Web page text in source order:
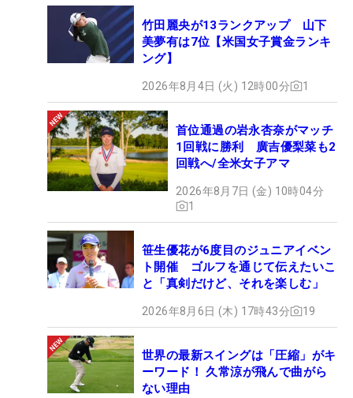
竹田麗央が13ランクアップ 山下
美夢有は7位【米国女子賞金ランキ
ング】
2026年8月4日 (火) 12時00分 1
首位通過の岩永杏奈がマッチ
1回戦に勝利 廣吉優梨菜も2
回戦へ/全米女子アマ
2026年8月7日 (金) 10時04分
1
笹生優花が6度目のジュニアイベン
ト開催 ゴルフを通じて伝えたいこ
と「真剣だけど、それを楽しむ」
2026年8月6日 (木) 17時43分 19
世界の最新スイングは「圧縮」がキ
ーワード！ 久常涼が飛んで曲がら
ない理由